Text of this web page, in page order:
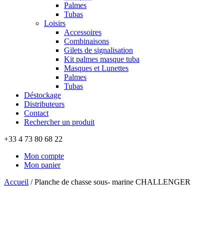
Palmes
Tubas
Loisirs
Accessoires
Combinaisons
Gilets de signalisation
Kit palmes masque tuba
Masques et Lunettes
Palmes
Tubas
Déstockage
Distributeurs
Contact
Rechercher un produit
+33 4 73 80 68 22
Mon compte
Mon panier
Accueil /Planche de chasse sous- marine CHALLENGER